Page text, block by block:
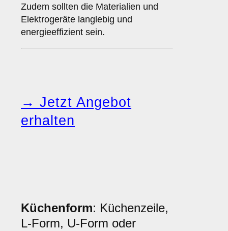
Zudem sollten die Materialien und
Elektrogeräte langlebig und
energieeffizient sein.
→ Jetzt Angebot
erhalten
Küchenform: Küchenzeile,
L-Form, U-Form oder